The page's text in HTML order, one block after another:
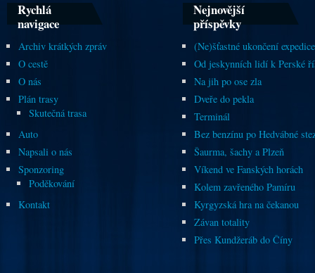
Rychlá
navigace
Archiv krátkých zpráv
O cestě
O nás
Plán trasy
Skutečná trasa
Auto
Napsali o nás
Sponzoring
Poděkování
Kontakt
Nejnovější
příspěvky
(Ne)šťastné ukončení expedice
Od jeskynních lidí k Perské
Na jih po ose zla
Dveře do pekla
Terminál
Bez benzínu po Hedvábné
Šaurma, šachy a Plzeň
Víkend ve Fanských horách
Kolem zavřeného Pamíru
Kyrgyzská hra na čekanou
Závan totality
Přes Kundžeráb do Číny